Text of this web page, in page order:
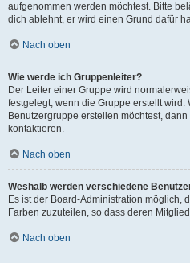
aufgenommen werden möchtest. Bitte
dich ablehnt, er wird einen Grund dafür
Nach oben
Wie werde ich Gruppenleiter?
Der Leiter einer Gruppe wird
festgelegt, wenn die Gruppe erstellt wird.
Benutzergruppe erstellen möchtest,
kontaktieren.
Nach oben
Weshalb werden verschiedene
Es ist der Board-Administration möglich,
Farben zuzuteilen, so dass deren
Nach oben